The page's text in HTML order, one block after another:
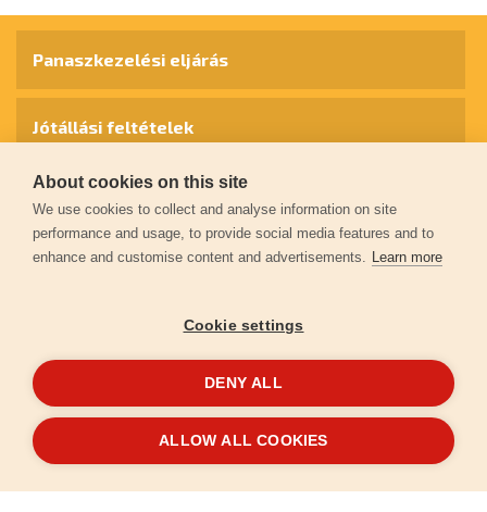
© 2026extol.hu- Minden jog fenntartva
Panaszkezelési eljárás
Jótállási feltételek
Személyes adatok védelme
Kapcsolat
Garancia regisztráció
LétrehoztaFEO
About cookies on this site
We use cookies to collect and analyse information on site
performance and usage, to provide social media features and to
enhance and customise content and advertisements. Learn more
Cookie settings
DENY ALL
ALLOW ALL COOKIES